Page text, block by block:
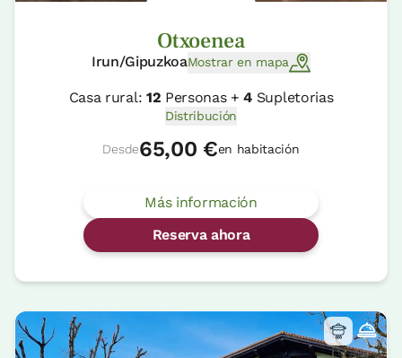
Otxoenea
Irun/GipuzkoaMostrar en mapa
Casa rural: 12 Personas +4 Supletorias
Distribución
Desde65,00 €en habitación
Más información
Reserva ahora